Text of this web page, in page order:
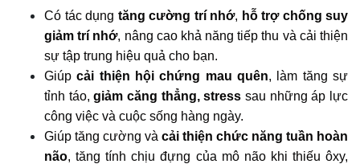
Có tác dụng tăng cường trí nhớ, hỗ trợ chống suy
giảm trí nhớ, nâng cao khả năng tiếp thu và cải thiện
sự tập trung hiệu quả cho bạn.
Giúp cải thiện hội chứng mau quên, làm tăng sự
tỉnh táo,giảm căng thẳng, stress sau những áp lực
công việc và cuộc sống hàng ngày.
Giúp tăng cường và cải thiện chức năng tuần hoàn
não, tăng tính chịu đựng của mô não khi thiếu ôxy,